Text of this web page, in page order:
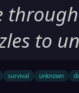
to
survival unknown